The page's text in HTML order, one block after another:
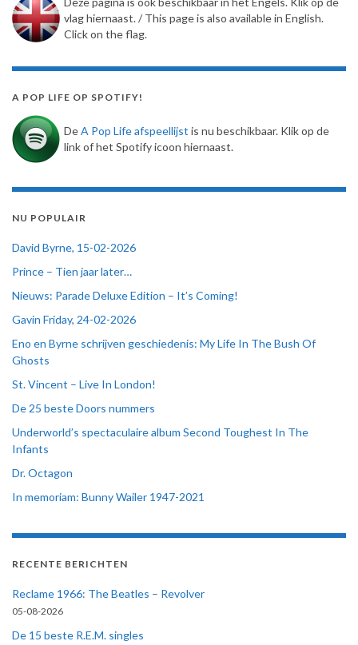
vlag hiernaast. / This page is also available in English.
Click on the flag.
A POP LIFE OP SPOTIFY!
DeA Pop Life afspeellijst is nu beschikbaar. Klik op de
link of het Spotify icoon hiernaast.
NU POPULAIR
David Byrne, 15-02-2026
Prince – Tien jaar later…
Nieuws: Parade Deluxe Edition – It’s Coming!
Gavin Friday, 24-02-2026
Eno en Byrne schrijven geschiedenis: My Life In The Bush Of
Ghosts
St. Vincent – Live In London!
De 25 beste Doors nummers
Underworld’s spectaculaire album Second Toughest In The
Infants
Dr. Octagon
In memoriam: Bunny Wailer 1947-2021
RECENTE BERICHTEN
Reclame 1966: The Beatles – Revolver
05-08-2026
De 15 beste R.E.M. singles